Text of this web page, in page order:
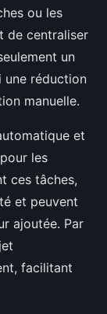
ou les
de centraliser
un
une réduction
manuelle.
et
les
ces tâches,
et peuvent
ajoutée. Par
facilitant